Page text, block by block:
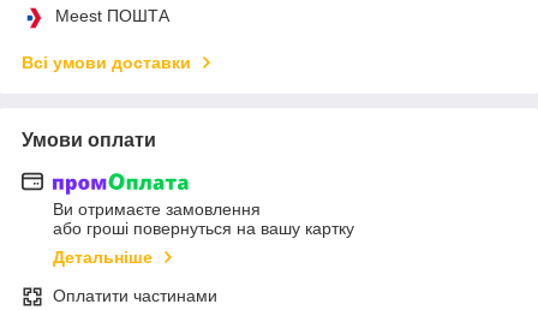
Meest ПОШТА
Всі умови доставки
Умови оплати
Ви отримаєте замовлення
або гроші повернуться на вашу картку
Детальніше
Оплатити частинами